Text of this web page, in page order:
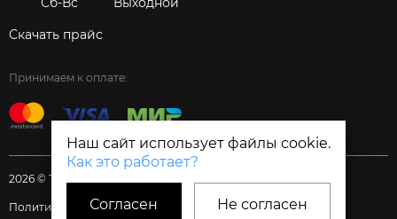
Наш сайт использует файлы cookie.
Как это работает?
Согласен Не согласен
Скачать прайс
Принимаем к оплате:
2026 © Торговый дом «Электрум»
Политика и Согласия